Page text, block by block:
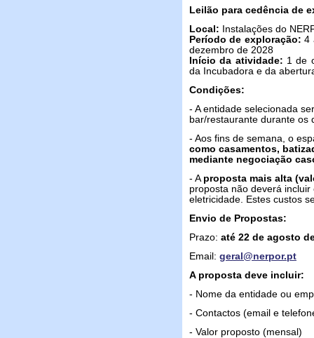
Leilão para cedência de
Local: Instalações do
Período de exploração: 4
dezembro de 2028
Início da atividade: 1 de
da Incubadora e da
Condições:
- A entidade selecionada
bar/restaurante durante os
- Aos fins de semana, o
como casamentos,
mediante negociação
- A proposta mais alta
proposta não deverá
eletricidade. Estes custos
Envio de Propostas:
Prazo: até 22 de agosto
Email: geral@nerpor.pt
A proposta deve incluir:
- Nome da entidade ou
- Contactos (email e
- Valor proposto (mensal)